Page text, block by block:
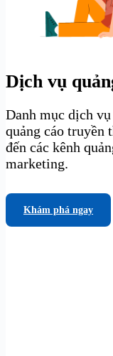
Dịch vụ
Danh mục dịch
quảng cáo truyền
đến các kênh
marketing.
Khám phá ngay